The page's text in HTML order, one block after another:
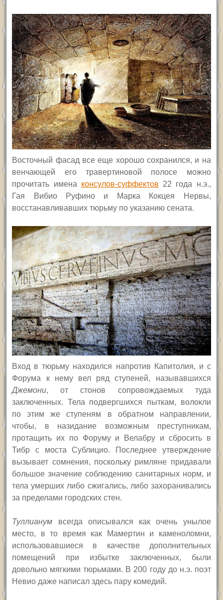
Восточный фасад все еще хорошо сохранился, и на
венчающей его травертиновой полосе можно
прочитать имена консулов-суффектов 22 года н.э.,
Гая Вибио Руфино и Марка Кокцея Нервы,
восстанавливавших тюрьму по указанию сената.
Вход в тюрьму находился напротив Капитолия, и с
Форума к нему вел ряд ступеней, называвшихся
Джемони, от стонов сопровождаемых туда
заключенных. Тела подвергшихся пыткам, волокли
по этим же ступеням в обратном направлении,
чтобы, в назидание возможным преступникам,
протащить их по Форуму и Велабру и сбросить в
Тибр с моста Сублицио.
Последнее утверждение
вызывает сомнения, поскольку римляне придавали
большое значение соблюдению санитарных норм, и
тела умерших либо сжигались, либо захоранивались
за пределами городских стен.
Туллианум всегда описывался как очень унылое
место, в то время как Мамертин и каменоломни,
использовавшиеся в качестве дополнительных
помещений при избытке заключенных, были
довольно мягкими тюрьмами. В 200 году до н.э. поэт
Невио даже написал здесь пару комедий.